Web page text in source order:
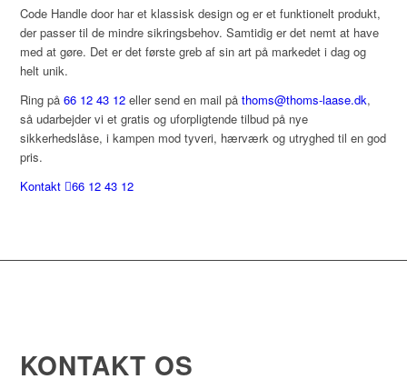
Code Handle door har et klassisk design og er et funktionelt produkt,
der passer til de mindre sikringsbehov. Samtidig er det nemt at have
med at gøre. Det er det første greb af sin art på markedet i dag og
helt unik.
Ring på66 12 43 12 eller send en mail påthoms@thoms-laase.dk,
så udarbejder vi et gratis og uforpligtende tilbud på nye
sikkerhedslåse, i kampen mod tyveri, hærværk og utryghed til en god
pris.
Kontakt
66 12 43 12
KONTAKT OS